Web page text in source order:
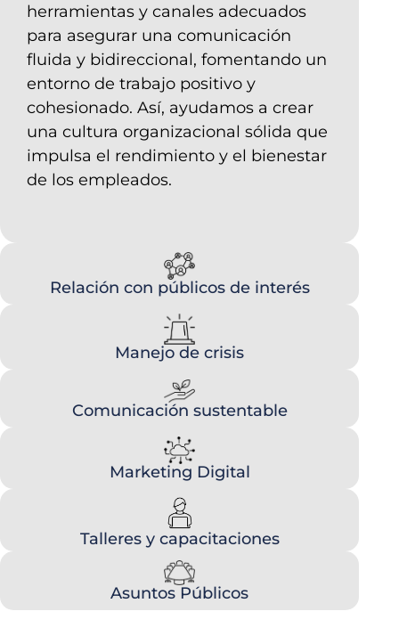
herramientas y canales adecuados
para asegurar una comunicación
fluida y bidireccional, fomentando un
entorno de trabajo positivo y
cohesionado. Así, ayudamos a crear
una cultura organizacional sólida que
impulsa el rendimiento y el bienestar
de los empleados.
Relación con públicos de interés
Manejo de crisis
Comunicación sustentable
Marketing Digital
Talleres y capacitaciones
Asuntos Públicos